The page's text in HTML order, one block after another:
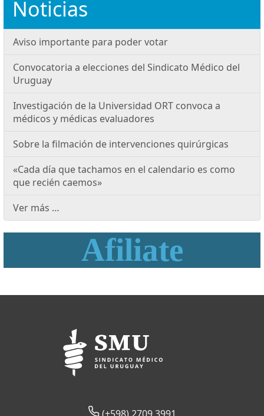
Noticias
Aviso importante para poder votar
Convocatoria a elecciones del Sindicato Médico del
Uruguay
Investigación de la Universidad ORT convoca a
médicos y médicas evaluadores
Sobre la filmación de intervenciones quirúrgicas
«Cada día que tachamos en el calendario es como
que recién caemos»
Ver más …
Afiliate